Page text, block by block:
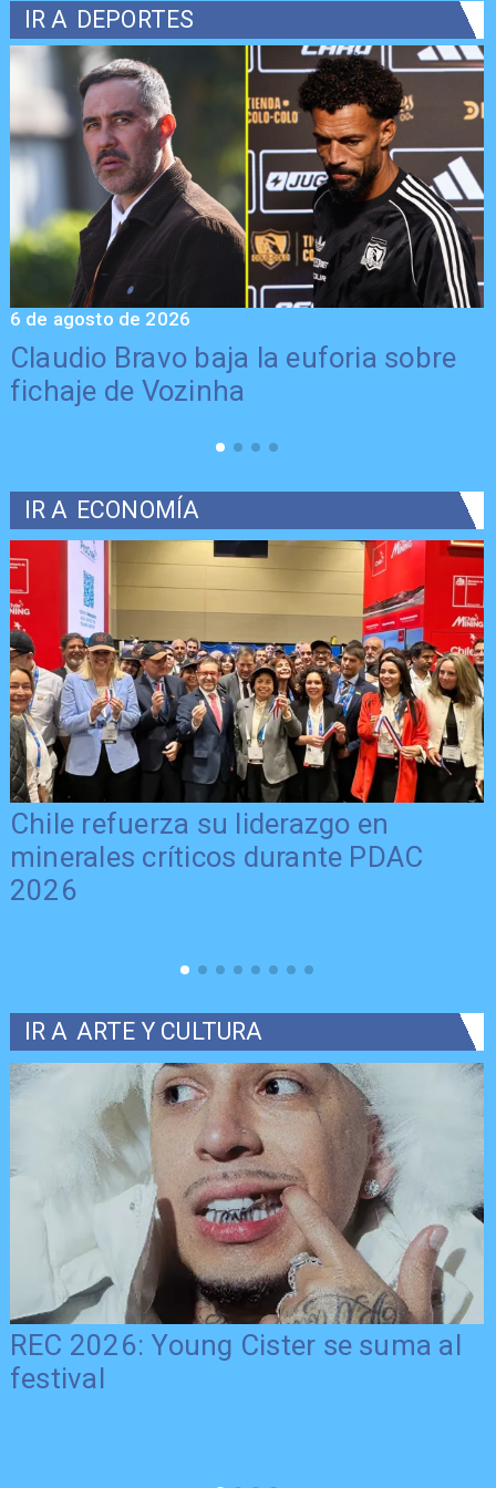
IR A DEPORTES
Claudio Bravo baja la euforia sobre
fichaje de Vozinha
6 de agosto de 2026
IR A ECONOMÍA
Chile refuerza su liderazgo en
minerales críticos durante PDAC
2026
IR A ARTE Y CULTURA
REC 2026: Young Cister se suma al
festival